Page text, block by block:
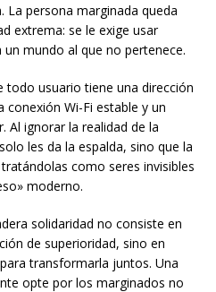
La persona marginada queda
extrema: se le exige usar
mundo al que no pertenece.
todo usuario tiene una dirección
conexión Wi-Fi estable y un
Al ignorar la realidad de la
les da la espalda, sino que la
como seres invisibles
moderno.
solidaridad no consiste en
de superioridad, sino en
transformarla juntos. Una
opte por los marginados no